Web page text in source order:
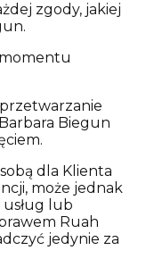
zgody, jakiej
Biegun
dla Klienta
może jednak
lub
Ruah
jedynie za